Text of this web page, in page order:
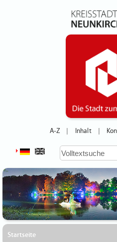
A-Z Inhalt
Startseite